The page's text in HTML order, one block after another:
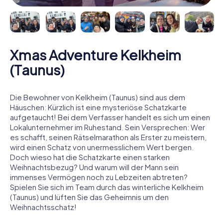
Xmas Adventure Kelkheim
(Taunus)
Die Bewohner von Kelkheim (Taunus) sind aus dem
Häuschen: Kürzlich ist eine mysteriöse Schatzkarte
aufgetaucht! Bei dem Verfasser handelt es sich um einen
Lokalunternehmer im Ruhestand. Sein Versprechen: Wer
es schafft, seinen Rätselmarathon als Erster zu meistern,
wird einen Schatz von unermesslichem Wert bergen.
Doch wieso hat die Schatzkarte einen starken
Weihnachtsbezug? Und warum will der Mann sein
immenses Vermögen noch zu Lebzeiten abtreten?
Spielen Sie sich im Team durch das winterliche Kelkheim
(Taunus) und lüften Sie das Geheimnis um den
Weihnachtsschatz!